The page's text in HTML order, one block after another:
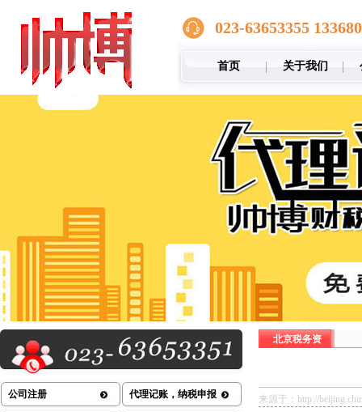
023-63653355
首页 关于我们
公司注册 代理记账，纳税申报
北京税务资
来源于：http://